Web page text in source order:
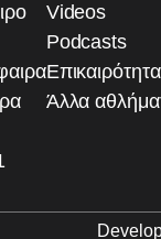
Videos
Podcasts
Επικαιρότητα
Άλλα